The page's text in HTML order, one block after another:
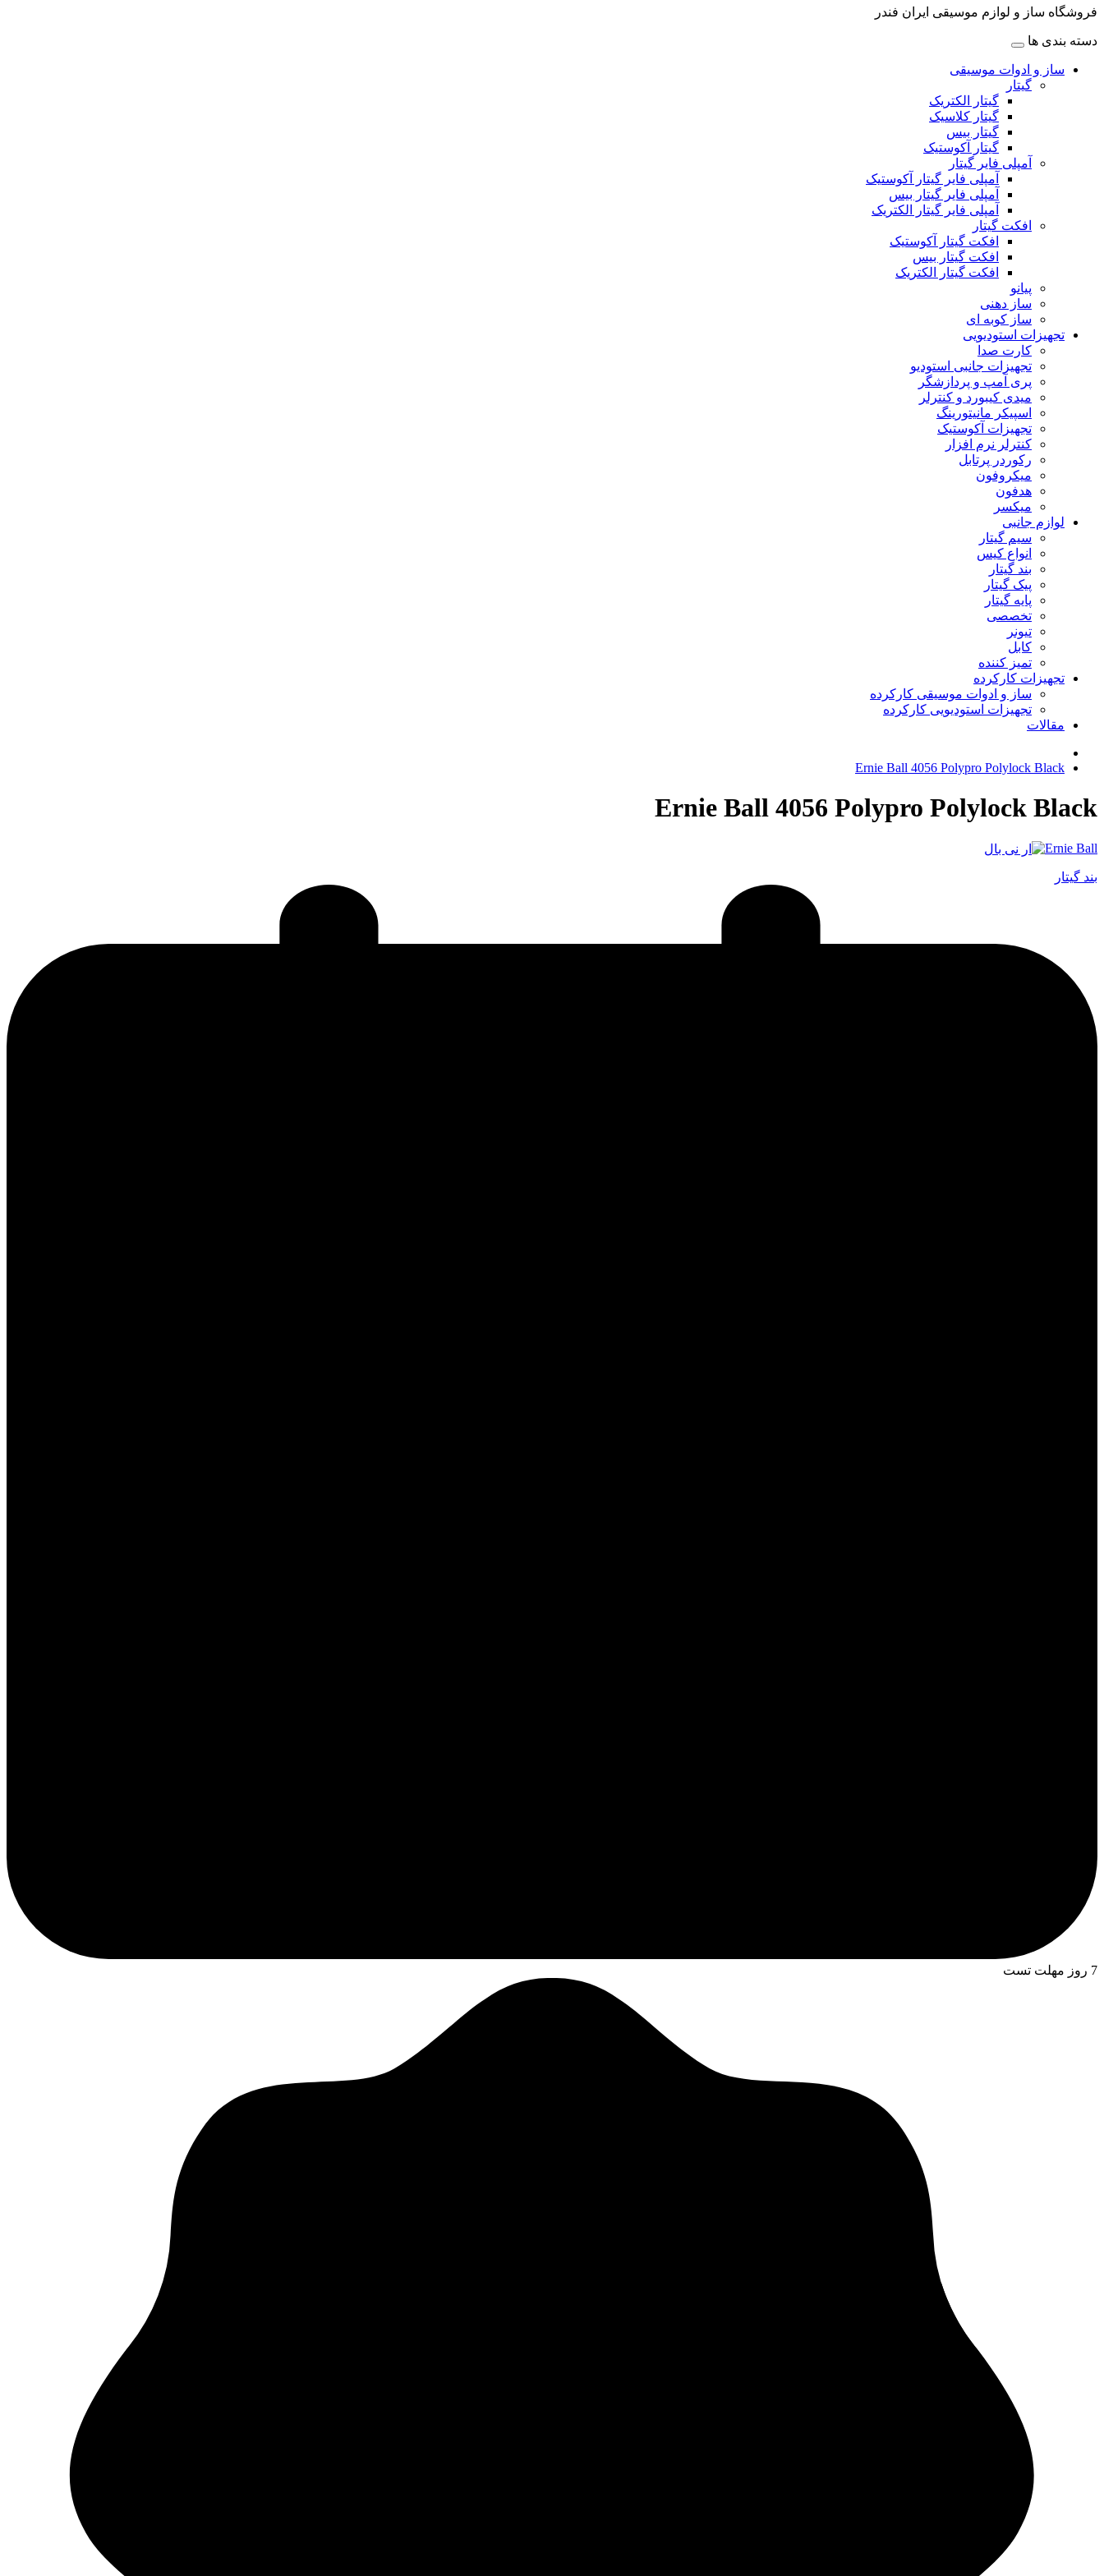
فروشگاه ساز و لوازم موسیقی ایران فندر
دسته بندی ها
ساز و ادوات موسیقی
گیتار
گیتار الکتریک
گیتار کلاسیک
گیتار بیس
گیتار آکوستیک
آمپلی فایر گیتار
آمپلی فایر گیتار آکوستیک
آمپلی فایر گیتار بیس
آمپلی فایر گیتار الکتریک
افکت گیتار
افکت گیتار آکوستیک
افکت گیتار بیس
افکت گیتار الکتریک
پیانو
ساز دهنی
ساز کوبه ای
تجهیزات استودیویی
کارت صدا
تجهیزات جانبی استودیو
پری آمپ و پردازشگر
میدی کیبورد و کنترلر
اسپیکر مانیتورینگ
تجهیزات آکوستیک
کنترلر نرم افزار
رکوردر پرتابل
میکروفون
هدفون
میکسر
لوازم جانبی
سیم گیتار
انواع کیس
بند گیتار
پیک گیتار
پایه گیتار
تخصصی
تیونر
کابل
تمیز کننده
تجهیزات کارکرده
ساز و ادوات موسیقی کارکرده
تجهیزات استودیویی کارکرده
مقالات
Ernie Ball 4056 Polypro Polylock Black
Ernie Ball 4056 Polypro Polylock Black
Ernie Ball
بند گیتار
7 روز مهلت تست